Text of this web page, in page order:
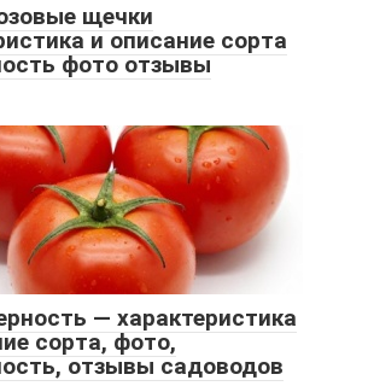
щечки
и описание сорта
фото отзывы
— характеристика
сорта, фото,
отзывы садоводов